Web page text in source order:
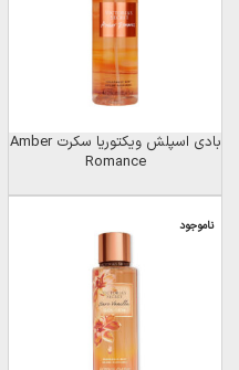
بادی اسپلش ویکتوریا سکرت Amber
Romance
ناموجود